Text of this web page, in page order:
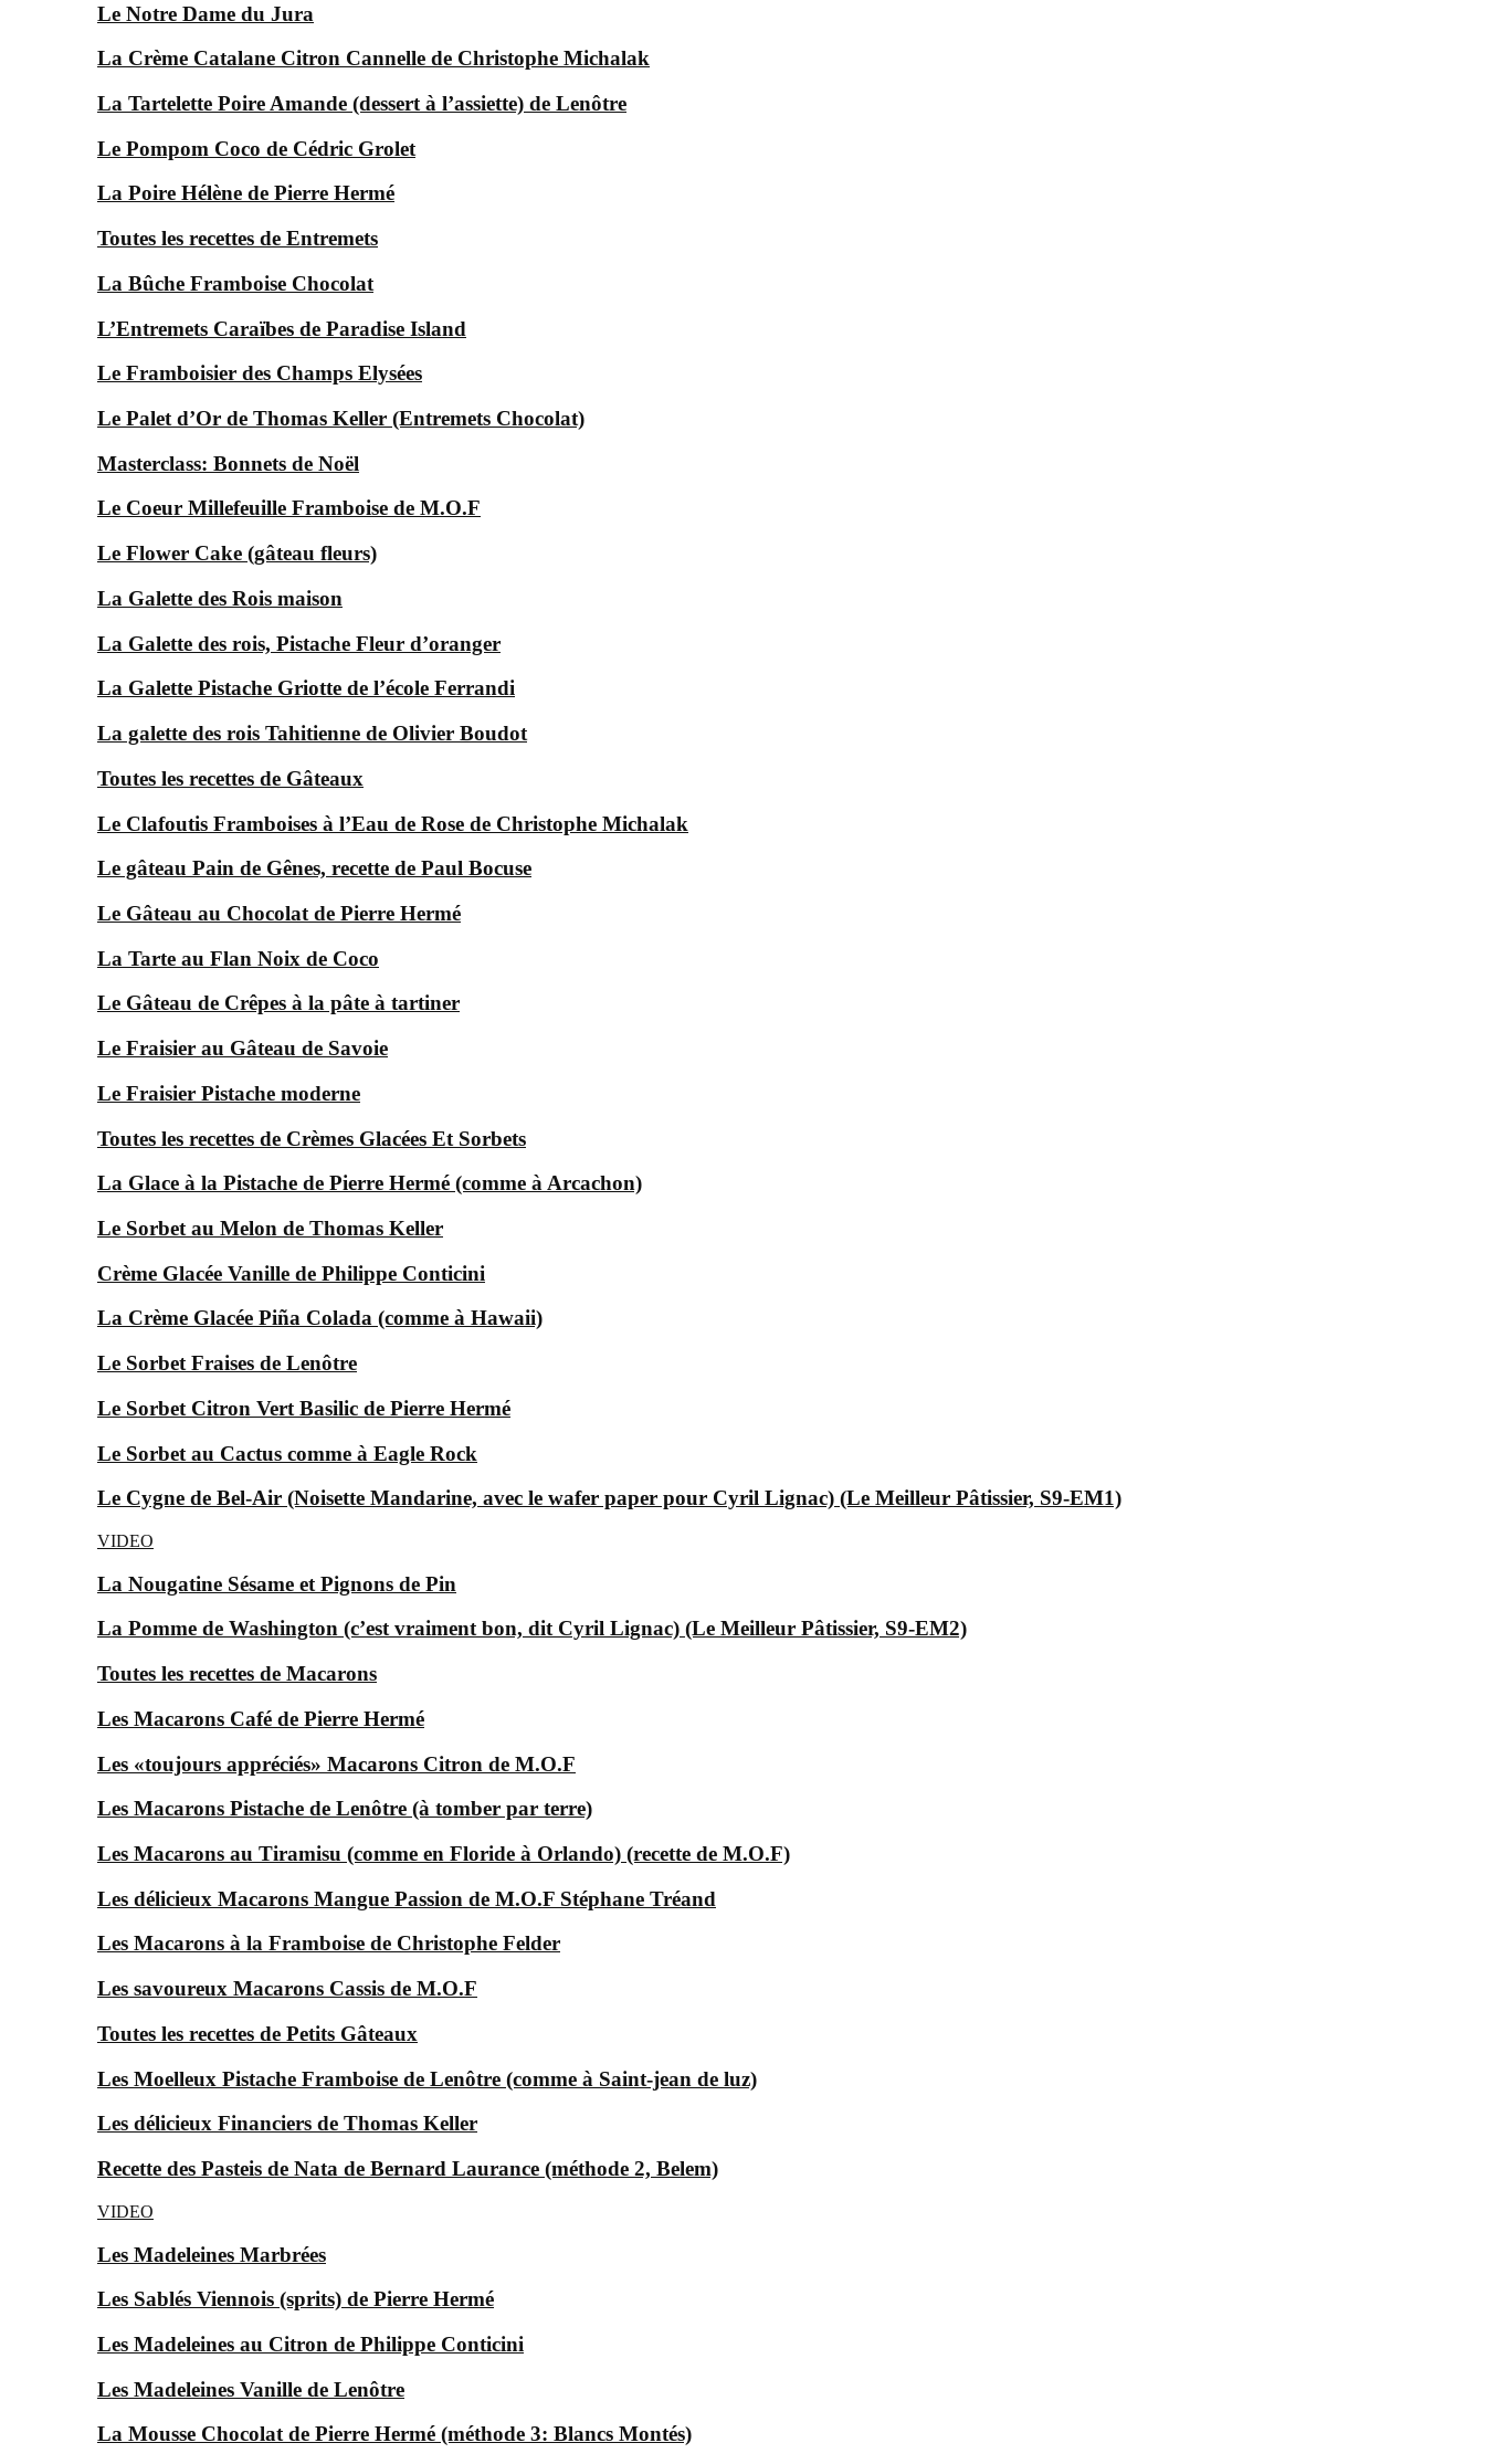
Le Notre Dame du Jura
La Crème Catalane Citron Cannelle de Christophe Michalak
La Tartelette Poire Amande (dessert à l’assiette) de Lenôtre
Le Pompom Coco de Cédric Grolet
La Poire Hélène de Pierre Hermé
Toutes les recettes de Entremets
La Bûche Framboise Chocolat
L’Entremets Caraïbes de Paradise Island
Le Framboisier des Champs Elysées
Le Palet d’Or de Thomas Keller (Entremets Chocolat)
Masterclass: Bonnets de Noël
Le Coeur Millefeuille Framboise de M.O.F
Le Flower Cake (gâteau fleurs)
La Galette des Rois maison
La Galette des rois, Pistache Fleur d’oranger
La Galette Pistache Griotte de l’école Ferrandi
La galette des rois Tahitienne de Olivier Boudot
Toutes les recettes de Gâteaux
Le Clafoutis Framboises à l’Eau de Rose de Christophe Michalak
Le gâteau Pain de Gênes, recette de Paul Bocuse
Le Gâteau au Chocolat de Pierre Hermé
La Tarte au Flan Noix de Coco
Le Gâteau de Crêpes à la pâte à tartiner
Le Fraisier au Gâteau de Savoie
Le Fraisier Pistache moderne
Toutes les recettes de Crèmes Glacées Et Sorbets
La Glace à la Pistache de Pierre Hermé (comme à Arcachon)
Le Sorbet au Melon de Thomas Keller
Crème Glacée Vanille de Philippe Conticini
La Crème Glacée Piña Colada (comme à Hawaii)
Le Sorbet Fraises de Lenôtre
Le Sorbet Citron Vert Basilic de Pierre Hermé
Le Sorbet au Cactus comme à Eagle Rock
Le Cygne de Bel-Air (Noisette Mandarine, avec le wafer paper pour Cyril Lignac) (Le Meilleur Pâtissier, S9-EM1)
VIDEO
La Nougatine Sésame et Pignons de Pin
La Pomme de Washington (c’est vraiment bon, dit Cyril Lignac) (Le Meilleur Pâtissier, S9-EM2)
Toutes les recettes de Macarons
Les Macarons Café de Pierre Hermé
Les «toujours appréciés» Macarons Citron de M.O.F
Les Macarons Pistache de Lenôtre (à tomber par terre)
Les Macarons au Tiramisu (comme en Floride à Orlando) (recette de M.O.F)
Les délicieux Macarons Mangue Passion de M.O.F Stéphane Tréand
Les Macarons à la Framboise de Christophe Felder
Les savoureux Macarons Cassis de M.O.F
Toutes les recettes de Petits Gâteaux
Les Moelleux Pistache Framboise de Lenôtre (comme à Saint-jean de luz)
Les délicieux Financiers de Thomas Keller
Recette des Pasteis de Nata de Bernard Laurance (méthode 2, Belem)
VIDEO
Les Madeleines Marbrées
Les Sablés Viennois (sprits) de Pierre Hermé
Les Madeleines au Citron de Philippe Conticini
Les Madeleines Vanille de Lenôtre
La Mousse Chocolat de Pierre Hermé (méthode 3: Blancs Montés)